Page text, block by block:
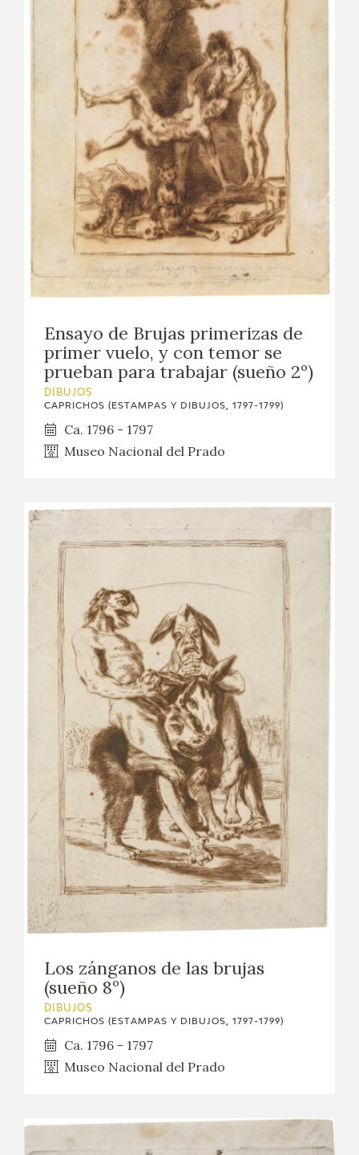
Ensayo de Brujas primerizas de
primer vuelo, y con temor se
prueban para trabajar (sueño 2º)
DIBUJOS
CAPRICHOS (ESTAMPAS Y DIBUJOS, 1797-1799)
Ca. 1796 - 1797
Museo Nacional del Prado
Los zánganos de las brujas
(sueño 8º)
DIBUJOS
CAPRICHOS (ESTAMPAS Y DIBUJOS, 1797-1799)
Ca. 1796 - 1797
Museo Nacional del Prado